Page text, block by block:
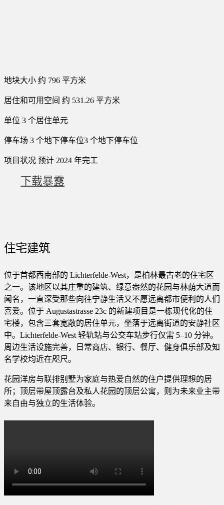
地块大小 约 796 平方米
居住和可用空间 约 531.26 平方米
单位 3 个居住单元
停车场 3 个地下停车位3 个地下停车位
项目状况 预计 2024 年完工
下载暴露
住宅建筑
位于首都西南部的 Lichterfelde-West，是柏林最古老的住宅区
之一。该地区以其庄重的建筑、绿意盎然的花园与林荫大道而
闻名，一直深受那些向往宁静生活又不愿远离都市便利的人们
喜爱。位于 Augustastrasse 23c 的新建项目是一栋现代化的住
宅楼，包含三套宽敞的居住单元，坐落于远离街道的安静社区
中。Lichterfelde-West 轻轨站与公交车站步行仅需 5–10 分钟。
周边生活设施完善，日常商店、银行、餐厅、健身俱乐部及知
名学校均近在咫尺。
花园洋房与联排别墅为家庭与热爱自然的住户提供理想的居
所；顶层带屋顶露台及私人花园的顶层公寓，则为未来业主带
来自由与独立的生活体验。